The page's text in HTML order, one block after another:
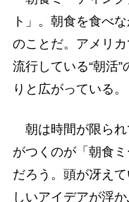
ト」。朝食を食べ
のことだ。アメリ
流行している“朝活
りと広がっている。
朝は時間が限られ
がつくのが「朝食
だろう。頭が冴え
しいアイデアが浮